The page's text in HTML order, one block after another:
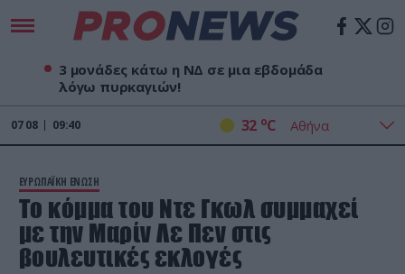
3 μονάδες κάτω η ΝΔ σε μια εβδομάδα
λόγω πυρκαγιών!
07 08 09:40 32 oC
ΕΥΡΩΠΑΪΚΗ ΕΝΩΣΗ
Το κόμμα του Ντε Γκωλ συμμαχεί
με την Μαρίν Λε Πεν στις
βουλευτικές εκλογές